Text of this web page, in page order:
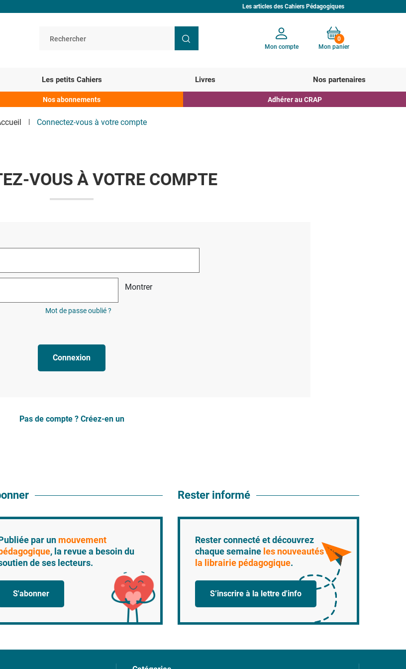
Les articles des Cahiers Pédagogiques
Mon compte
0
Mon panier
Les petits Cahiers Livres Nos partenaires
Nos abonnements Adhérer au CRAP
Connectez-vous à votre compte
VOUS À VOTRE COMPTE
Montrer
Mot de passe oublié ?
Connexion
Pas de compte ? Créez-en un
par un mouvement
, la revue a besoin du
de ses lecteurs.
S'abonner
Rester informé
Rester connecté et découvrez
chaque semaine les nouveautés de
la librairie pédagogique.
S’inscrire à la lettre d'info